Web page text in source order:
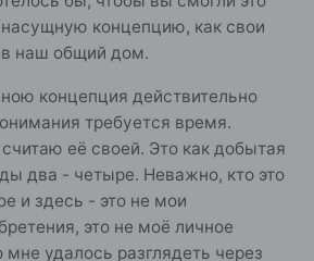
насущную концепцию, как свои
наш общий дом.
концепция действительно
требуется время.
её своей. Это как добытая
два - четыре. Неважно, кто это
и здесь - это не мои
это не моё личное
мне удалось разглядеть через